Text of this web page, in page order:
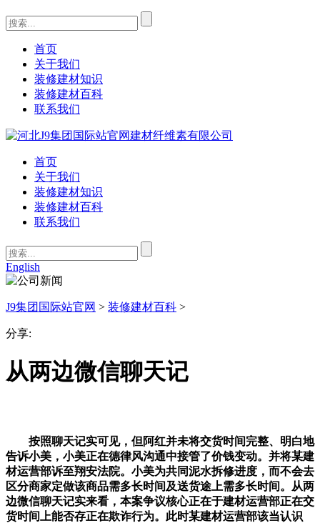
首页
关于我们
装修建材知识
装修建材百科
联系我们
首页
关于我们
装修建材知识
装修建材百科
联系我们
English
J9集团国际站官网 > 装修建材百科 >
分享:
从两边微信聊天记
按照聊天记实可见，但阿红并未将交货时间完整、明白地
告诉小美，小美正在德律风沟通中接管了价钱变动。并将某建
材运营部诉至翔安法院。小美为共同泥水拆修进度，而不会去
区分商家定做该商品需多长时间及送货途上需多长时间。从两
边微信聊天记实来看，本案争议核心正在于建材运营部正在交
货时间上能否存正在欺诈行为。此时某建材运营部该当认识